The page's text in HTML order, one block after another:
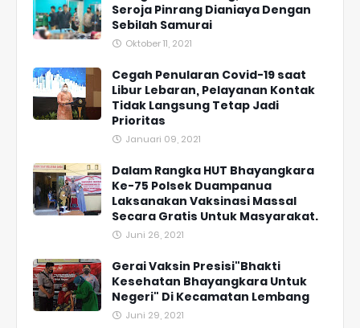
Seroja Pinrang Dianiaya Dengan
Sebilah Samurai
Oktober 11, 2021
Cegah Penularan Covid-19 saat
Libur Lebaran, Pelayanan Kontak
Tidak Langsung Tetap Jadi
Prioritas
Januari 09, 2021
Dalam Rangka HUT Bhayangkara
Ke-75 Polsek Duampanua
Laksanakan Vaksinasi Massal
Secara Gratis Untuk Masyarakat.
Juni 26, 2021
Gerai Vaksin Presisi"Bhakti
Kesehatan Bhayangkara Untuk
Negeri" Di Kecamatan Lembang
Juni 29, 2021